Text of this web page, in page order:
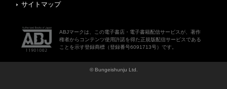
サイトマップ
ABJマークは、この電子書店・電子書籍配信サービスが、著作
権者からコンテンツ使用許諾を得た正規版配信サービスである
ことを示す登録商標（登録番号6091713号）です。
© Bungeishunju Ltd.